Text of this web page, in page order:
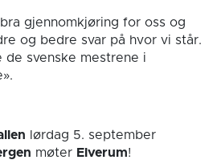
gjennomkjøring for oss og
og bedre svar på hvor vi står.
de svenske mestrene i
lørdag 5. september
møter Elverum!